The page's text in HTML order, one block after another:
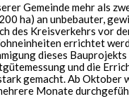
Gemeinde mehr als
ha) an unbebauter,
des Kreisverkehrs vor
errichtet
dieses
und die
gemacht. Ab Oktober
Monate